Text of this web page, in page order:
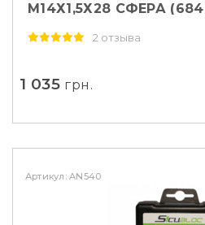
М14Х1,5Х28 СФЕРА
2 отзыва
1 035 грн.
Артикул: AN540